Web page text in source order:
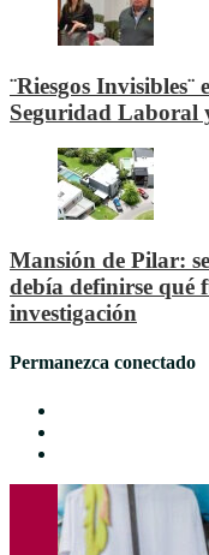
¨Riesgos
Seguridad Laboral
Mansión de Pilar:
debía definirse qué
investigación
Permanezca conectado